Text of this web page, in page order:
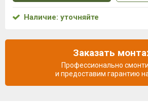
Наличие: уточняйте
Заказать
Профессионально
и предоставим гарантию